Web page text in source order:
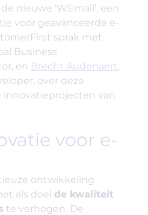
nieuwe ‘WEmail’, een
voor geavanceerde e-
sprak met
Business
en Brecht Audenaert,
over deze
innovatieprojecten van
voor e-
ontwikkeling
als doel de kwaliteit
te verhogen. De